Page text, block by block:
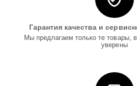
Гарантия качества и
Мы предлагаем только те товары,
уверены